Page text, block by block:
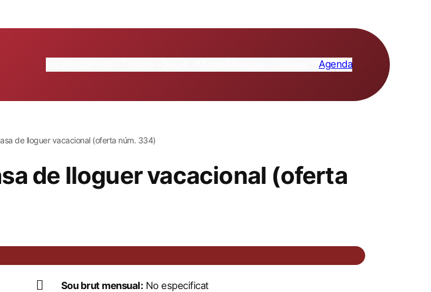
Agenda
de lloguer vacacional (oferta núm. 334)
de lloguer vacacional (oferta
Sou brut mensual: No especificat